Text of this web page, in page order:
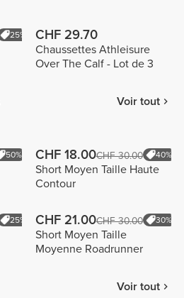
25% CHF 29.70
Chaussettes Athleisure
Over The Calf - Lot de 3
Voir tout
50% CHF 18.00CHF 30.00 40%
Short Moyen Taille Haute
Contour
25% CHF 21.00CHF 30.00 30%
Short Moyen Taille
Moyenne Roadrunner
Voir tout